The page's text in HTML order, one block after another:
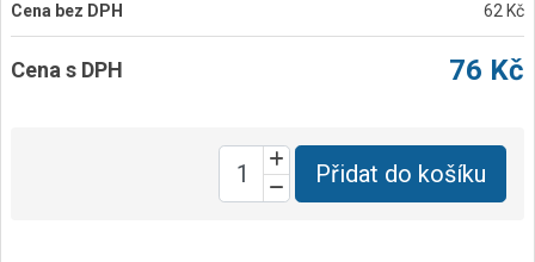
Cena bez DPH 62 Kč
Cena s DPH 76 Kč
Přidat do košíku